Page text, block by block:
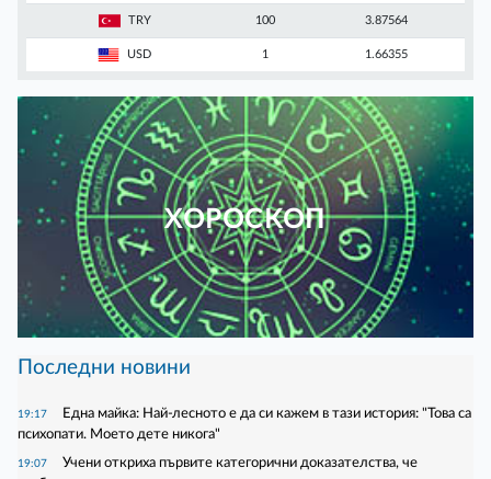
TRY 100 3.87564
USD 1 1.66355
ХОРОСКОП
Последни новини
19:17
Една майка: Най-лесното е да си кажем в тази история: "Това са
психопати. Моето дете никога"
19:07
Учени откриха първите категорични доказателства, че